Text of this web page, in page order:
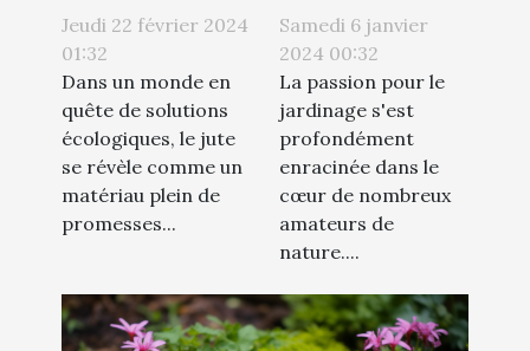
matériau
durable pour
le jardin
Jeudi 22 février 2024
01:32
Dans un monde en
quête de solutions
écologiques, le jute
se révèle comme un
matériau plein de
promesses...
d'entretien
pour un jardin
fleuri toute
l'année
Samedi 6 janvier
2024 00:32
La passion pour le
jardinage s'est
profondément
enracinée dans le
cœur de nombreux
amateurs de
nature....